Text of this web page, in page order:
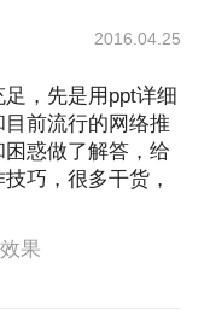
2016.04.25
，先是用ppt详细
前流行的网络推
惑做了解答，给
巧，很多干货，
果